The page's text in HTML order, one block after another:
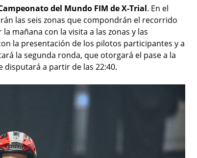
del Mundo FIM de X-Trial. En el
las seis zonas que compondrán el recorrido
mañana con la visita a las zonas y las
la presentación de los pilotos participantes y a
la segunda ronda, que otorgará el pase a la
disputará a partir de las 22:40.